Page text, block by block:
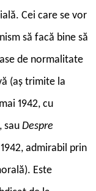
Cei care se vor
să facă bine să
de normalitate
(aș trimite la
1942, cu
sau Despre
admirabil prin
Este